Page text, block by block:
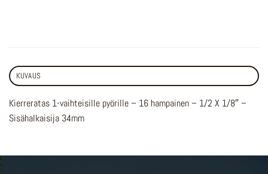
KUVAUS
Kierreratas 1-vaihteisille pyörille – 16 hampainen – 1/2 X 1/8″ –
Sisähalkaisija 34mm